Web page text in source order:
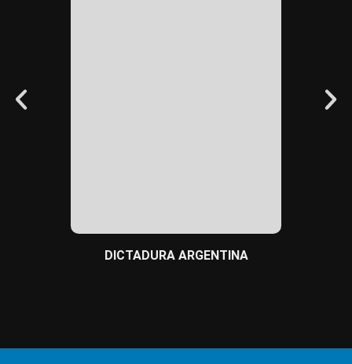
DICTADURA ARGENTINA